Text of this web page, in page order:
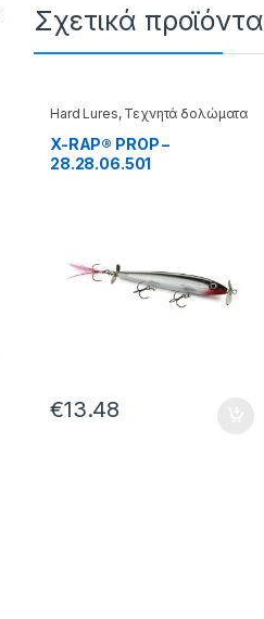
Σχετικά προϊόντα
Hard Lures, Τεχνητά δολώματα
X-RAP® PROP –
28.28.06.501
€13.48